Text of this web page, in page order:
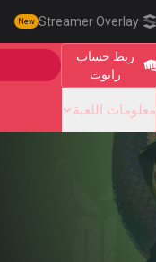
Streamer Overlay
New
ربط حساب
رايوت
معلومات اللعبة